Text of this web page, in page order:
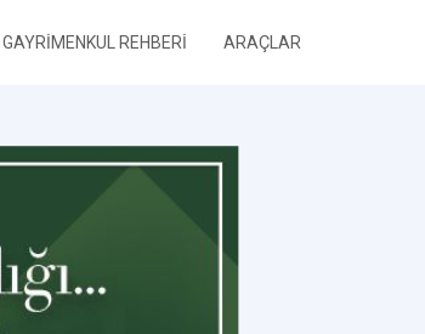
GAYRİMENKUL REHBERİ ARAÇLAR